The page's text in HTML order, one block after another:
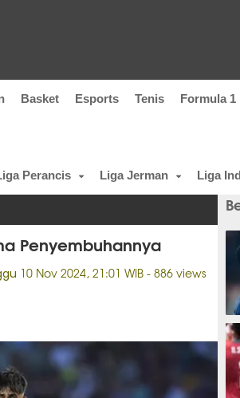
Basket Esports Tenis Formula 1
Perancis Liga Jerman Liga
Penyembuhannya
10 Nov 2024, 21:01 WIB- 886 views